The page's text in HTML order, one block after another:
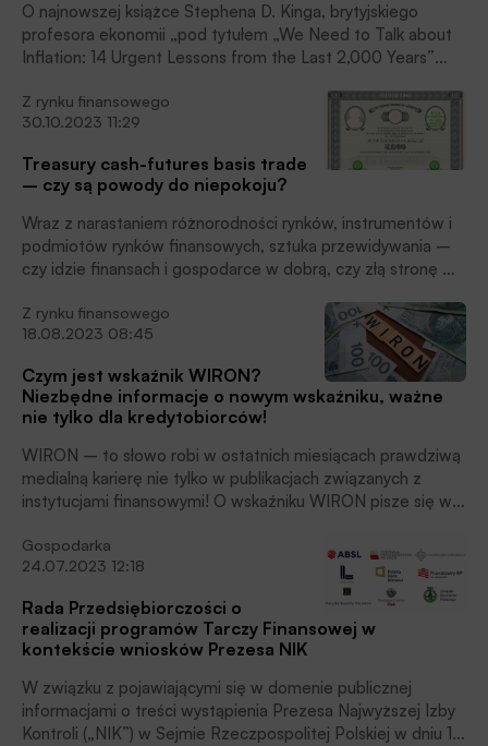
O najnowszej książce Stephena D. Kinga, brytyjskiego
profesora ekonomii „pod tytułem „We Need to Talk about
Inflation: 14 Urgent Lessons from the Last 2,000 Years”
Z rynku finansowego
30.10.2023 11:29
Treasury cash-futures basis trade
– czy są powody do niepokoju?
Wraz z narastaniem różnorodności rynków, instrumentów i
podmiotów rynków finansowych, sztuka przewidywania –
czy idzie finansach i gospodarce w dobrą, czy złą stronę –
technologicznego będzie nie do opanowania, pisze Jan
Cipiur.
Z rynku finansowego
18.08.2023 08:45
Czym jest wskaźnik WIRON?
Niezbędne informacje o nowym wskaźniku, ważne
nie tylko dla kredytobiorców!
WIRON – to słowo robi w ostatnich miesiącach prawdziwą
medialną karierę nie tylko w publikacjach związanych z
instytucjami finansowymi! O wskaźniku WIRON pisze się w
społecznościowych w kontekście umów kredytowych.
Wyraz WIRON przez wszystkie przypadki odmieniają
analitycy rynkowi i zwykli Polacy, ubiegający się o kredyt
hipoteczny. Co kryje się pod hasłem, które przebojem
wdarło się do naszego języka? Wskaźnik referencyjny. OK, i
czemu akurat on cieszy się popularnością, jaką dotąd mogli
się poszczycić najlepsi piłkarze czy gwiazdy rocka? W
prostych słowach wyjaśniamy, czemu to właśnie WIRON
zyskał w tym roku status celebryty…
Gospodarka
24.07.2023 12:18
Rada Przedsiębiorczości o
realizacji programów Tarczy Finansowej w
kontekście wniosków Prezesa NIK
W związku z pojawiającymi się w domenie publicznej
informacjami o treści wystąpienia Prezesa Najwyższej Izby
Kontroli („NIK”) w Sejmie Rzeczpospolitej Polskiej w dniu 12